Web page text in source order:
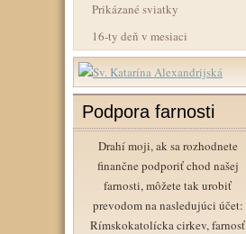
Prikázané sviatky
16-ty deň v mesiaci
Podpora farnosti
Drahí moji, ak sa rozhodnete
finančne podporiť chod našej
farnosti, môžete tak urobiť
prevodom na nasledujúci účet:
Rímskokatolícka cirkev, farnosť